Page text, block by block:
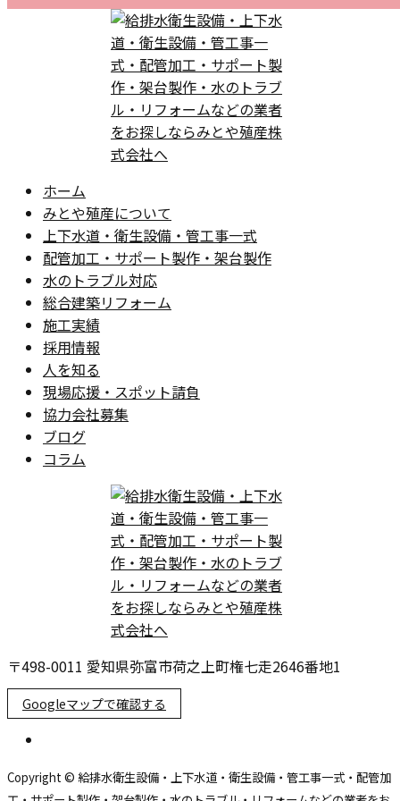
ホーム
みとや殖産について
上下水道・衛生設備・管工事一式
配管加工・サポート製作・架台製作
水のトラブル対応
総合建築リフォーム
施工実績
採用情報
人を知る
現場応援・スポット請負
協力会社募集
ブログ
コラム
〒498-0011 愛知県弥富市荷之上町権七走2646番地1
Googleマップで確認する
Copyright © 給排水衛生設備・上下水道・衛生設備・管工事一式・配管加